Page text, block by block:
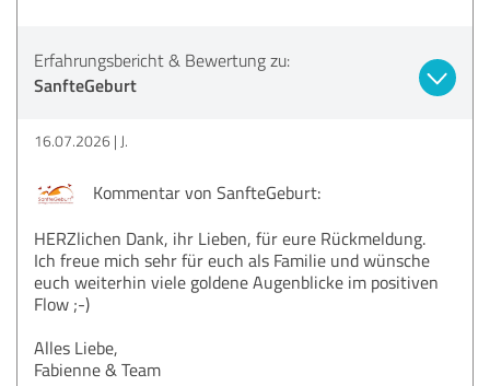
Erfahrungsbericht & Bewertung zu:
SanfteGeburt
16.07.2026 J.
Kommentar von SanfteGeburt:
HERZlichen Dank, ihr Lieben, für eure Rückmeldung.
Ich freue mich sehr für euch als Familie und wünsche
euch weiterhin viele goldene Augenblicke im positiven
Flow ;-)
Alles Liebe,
Fabienne & Team